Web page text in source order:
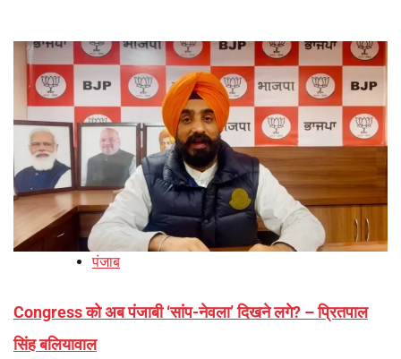
पंजाब
Congress को अब पंजाबी ‘सांप-नेवला’ दिखने लगे? – प्रितपाल
सिंह बलियावाल